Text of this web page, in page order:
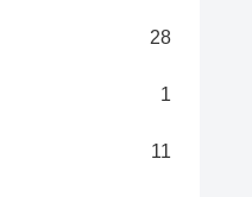
28
1
11